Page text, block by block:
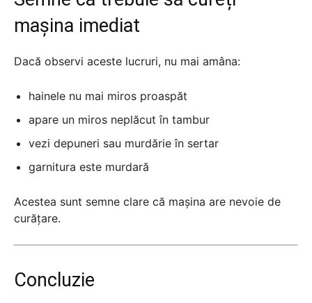
mașina imediat
Dacă observi aceste lucruri, nu mai amâna:
hainele nu mai miros proaspăt
apare un miros neplăcut în tambur
vezi depuneri sau murdărie în sertar
garnitura este murdară
Acestea sunt semne clare că mașina are nevoie de
curățare.
Concluzie